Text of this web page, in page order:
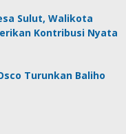
Sulut, Walikota
Kontribusi Nyata
Turunkan Baliho